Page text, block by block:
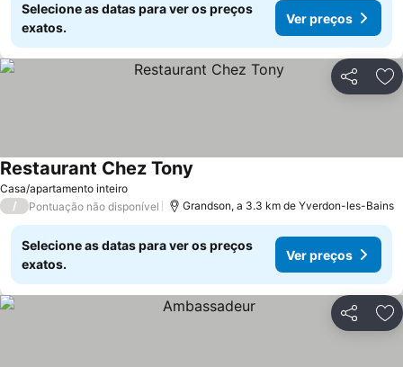
Selecione as datas para ver os preços
exatos.
Ver preços
Partilhar
Casa/apartamento inteiro
Restaurant Chez Tony
/ Pontuação não disponível Grandson, a 3.3 km de Yverdon-les-Bains
Selecione as datas para ver os preços
exatos.
Ver preços
Partilhar